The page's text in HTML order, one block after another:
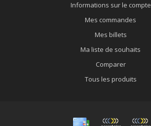
Informations sur le compte
Mes commandes
Mes billets
Ma liste de souhaits
Comparer
Tous les produits